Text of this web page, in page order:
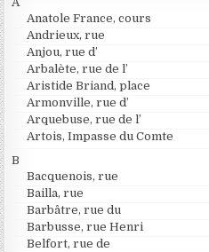
Anatole France, cours
Andrieux, rue
Anjou, rue d’
Arbalète, rue de l’
Aristide Briand, place
Armonville, rue d’
Arquebuse, rue de l’
Artois, Impasse du Comte
B
Bacquenois, rue
Bailla, rue
Barbâtre, rue du
Barbusse, rue Henri
Belfort, rue de